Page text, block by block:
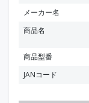
メーカー名
商品名
商品型番
JANコード